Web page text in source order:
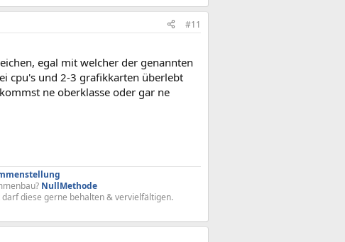
#11
egal mit welcher der genannten
cpu's und 2-3 grafikkarten überlebt
ne oberklasse oder gar ne
NullMethode
diese gerne behalten & vervielfältigen.